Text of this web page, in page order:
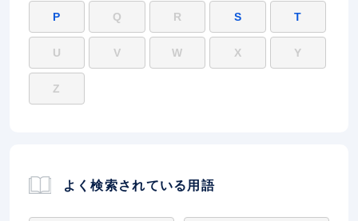
P Q R S T
U V W X Y
Z
よく検索されている用語